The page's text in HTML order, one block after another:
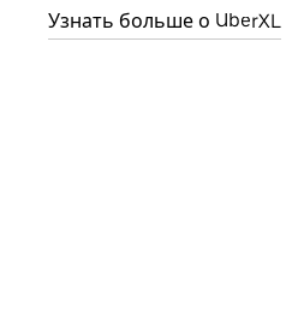
Узнать больше о UberXL